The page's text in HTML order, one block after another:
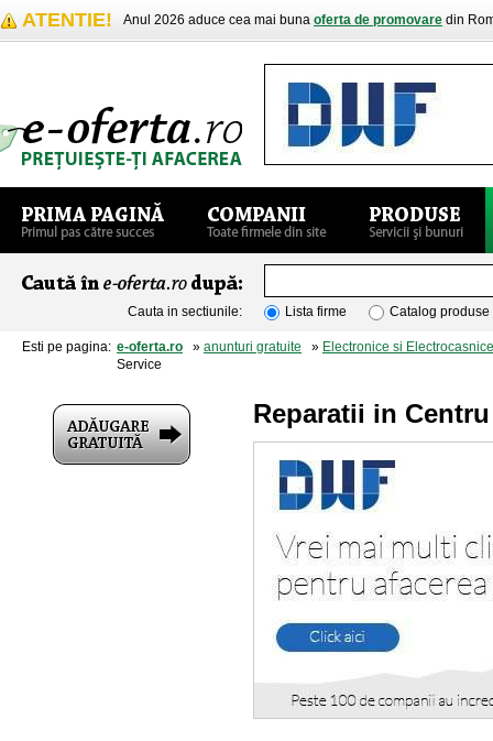
ATENTIE! Anul 2026 aduce cea mai buna oferta de promovare din
Cauta in sectiunile: Lista firme Catalog produse
Esti pe pagina: e-oferta.ro » anunturi gratuite » Electronice si Electrocasnice
Service
Reparatii in